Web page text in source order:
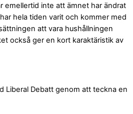
emellertid inte att ämnet har ändrat
hela tiden varit och kommer med
att vara hushållningen
också ger en kort karaktäristik av
Liberal Debatt genom att teckna en